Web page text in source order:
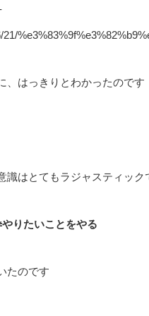
、はっきりとわかったのです
識はとてもラジャスティック
りたいことをやる
たのです